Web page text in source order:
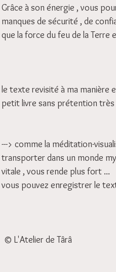
Grâce à son énergie , vous
manques de sécurité , de
que la force du feu de la
le texte revisité à ma manière
petit livre sans prétention très
---> comme la méditation-
transporter dans un monde
vitale , vous rende plus fort ...
vous pouvez enregistrer le
© L'Atelier de Târâ